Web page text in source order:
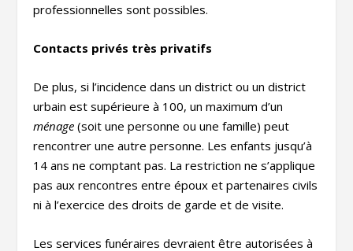
professionnelles sont possibles.
Contacts privés très privatifs
De plus, si l’incidence dans un district ou un district
urbain est supérieure à 100, un maximum d’un
ménage(soit une personne ou une famille) peut
rencontrer une autre personne. Les enfants jusqu’à
14 ans ne comptant pas. La restriction ne s’applique
pas aux rencontres entre époux et partenaires civils
ni à l’exercice des droits de garde et de visite.
Les services funéraires devraient être autorisées à